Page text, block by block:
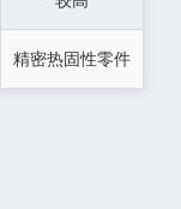
精密热固性零件